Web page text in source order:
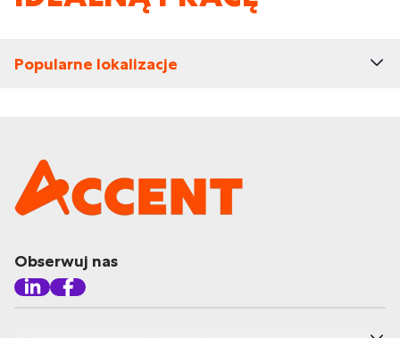
Popularne lokalizacje
Obserwuj nas